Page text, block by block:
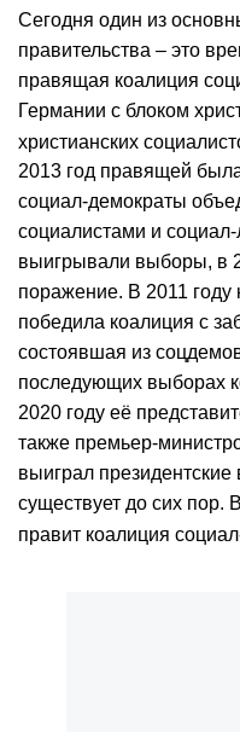
Сегодня один из
правительства – это
правящая коалиция
Германии с блоком
христианских
2013 год правящей
социал-демократы
социалистами и
выигрывали выборы, в
поражение. В 2011
победила коалиция с
состоявшая из
последующих выборах
2020 году её
также премьер-
выиграл
существует до сих пор.
правит коалиция